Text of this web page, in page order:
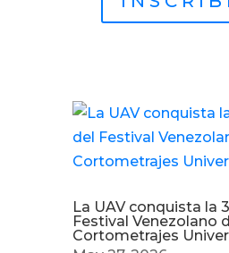
La UAV conquista la
Festival Venezolano
Cortometrajes